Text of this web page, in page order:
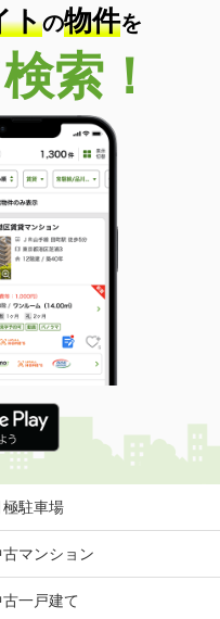
市中央区南十五条西１３
市中央区南十三条西１
市南区川沿十七条１
トの物件を
索！
極駐車場
古マンション
古一戸建て